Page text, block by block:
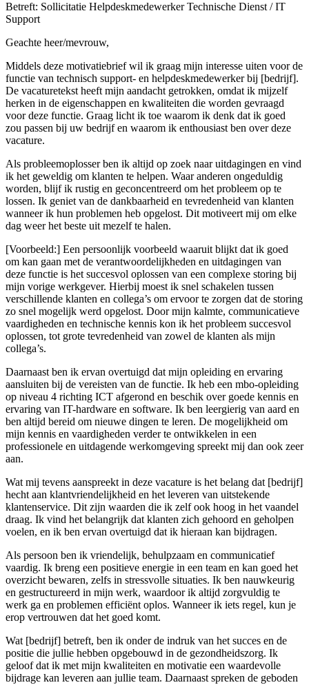
Betreft: Sollicitatie Helpdeskmedewerker Technische Dienst / IT
Support
Geachte heer/mevrouw,
Middels deze motivatiebrief wil ik graag mijn interesse uiten voor de
functie van technisch support- en helpdeskmedewerker bij [bedrijf].
De vacaturetekst heeft mijn aandacht getrokken, omdat ik mijzelf
herken in de eigenschappen en kwaliteiten die worden gevraagd
voor deze functie. Graag licht ik toe waarom ik denk dat ik goed
zou passen bij uw bedrijf en waarom ik enthousiast ben over deze
vacature.
Als probleemoplosser ben ik altijd op zoek naar uitdagingen en vind
ik het geweldig om klanten te helpen. Waar anderen ongeduldig
worden, blijf ik rustig en geconcentreerd om het probleem op te
lossen. Ik geniet van de dankbaarheid en tevredenheid van klanten
wanneer ik hun problemen heb opgelost. Dit motiveert mij om elke
dag weer het beste uit mezelf te halen.
[Voorbeeld:] Een persoonlijk voorbeeld waaruit blijkt dat ik goed
om kan gaan met de verantwoordelijkheden en uitdagingen van
deze functie is het succesvol oplossen van een complexe storing bij
mijn vorige werkgever. Hierbij moest ik snel schakelen tussen
verschillende klanten en collega’s om ervoor te zorgen dat de storing
zo snel mogelijk werd opgelost. Door mijn kalmte, communicatieve
vaardigheden en technische kennis kon ik het probleem succesvol
oplossen, tot grote tevredenheid van zowel de klanten als mijn
collega’s.
Daarnaast ben ik ervan overtuigd dat mijn opleiding en ervaring
aansluiten bij de vereisten van de functie. Ik heb een mbo-opleiding
op niveau 4 richting ICT afgerond en beschik over goede kennis en
ervaring van IT-hardware en software. Ik ben leergierig van aard en
ben altijd bereid om nieuwe dingen te leren. De mogelijkheid om
mijn kennis en vaardigheden verder te ontwikkelen in een
professionele en uitdagende werkomgeving spreekt mij dan ook zeer
aan.
Wat mij tevens aanspreekt in deze vacature is het belang dat [bedrijf]
hecht aan klantvriendelijkheid en het leveren van uitstekende
klantenservice. Dit zijn waarden die ik zelf ook hoog in het vaandel
draag. Ik vind het belangrijk dat klanten zich gehoord en geholpen
voelen, en ik ben ervan overtuigd dat ik hieraan kan bijdragen.
Als persoon ben ik vriendelijk, behulpzaam en communicatief
vaardig. Ik breng een positieve energie in een team en kan goed het
overzicht bewaren, zelfs in stressvolle situaties. Ik ben nauwkeurig
en gestructureerd in mijn werk, waardoor ik altijd zorgvuldig te
werk ga en problemen efficiënt oplos. Wanneer ik iets regel, kun je
erop vertrouwen dat het goed komt.
Wat [bedrijf] betreft, ben ik onder de indruk van het succes en de
positie die jullie hebben opgebouwd in de gezondheidszorg. Ik
geloof dat ik met mijn kwaliteiten en motivatie een waardevolle
bijdrage kan leveren aan jullie team. Daarnaast spreken de geboden